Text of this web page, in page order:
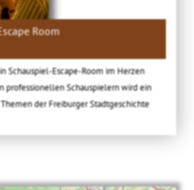
Room
Schauspiel-Escape-Room im Herzen
professionellen Schauspielern wird ein
der Freiburger Stadtgeschichte